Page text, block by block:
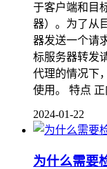
于客户端和目
器）。为了从
器发送一个请
标服务器转发
代理的情况下
使用。 特点
2024-01-22
为什么需要